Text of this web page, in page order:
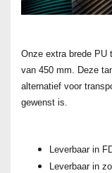
Onze extra brede PU
van 450 mm. Deze
alternatief voor
gewenst is.
Leverbaar in
Leverbaar in